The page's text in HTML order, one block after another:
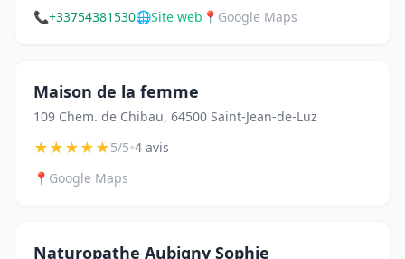
📞+33754381530🌐Site web 📍 Google Maps
Maison de la femme
109 Chem. de Chibau, 64500 Saint-Jean-de-Luz
★★★★★5/5•4 avis
📍 Google Maps
Naturopathe Aubigny Sophie